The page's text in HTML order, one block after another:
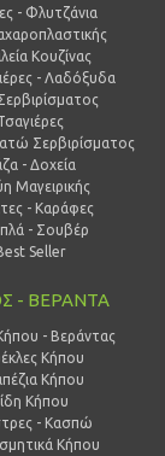
- Φλυτζάνια
Κουζίνας
- Λαδόξυδα
Σερβιρίσματος
- Δοχεία
Μαγειρικής
- Καράφες
- Σουβέρ
Seller
- ΒΕΡΑΝΤΑ
- Βεράντας
Κήπου
Κήπου
Κήπου
- Κασπώ
Κήπου